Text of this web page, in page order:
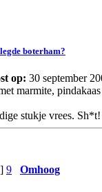
boterham?
op: 30 september
marmite,
stukje vrees. Sh*t!
] 9
Omhoog